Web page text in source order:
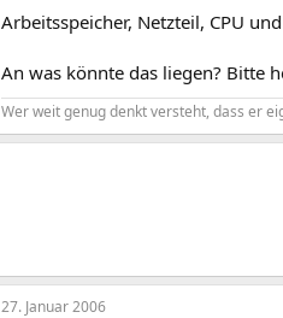
Arbeitsspeicher, Netzteil, CPU
An was könnte das liegen? Bitte
Wer weit genug denkt versteht, dass er
27. Januar 2006